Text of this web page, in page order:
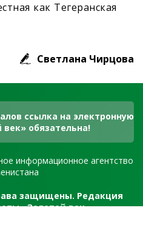
как Тегеранская
Светлана Чирцова
ссылка на электронную
век» обязательна!
информационное агентство
защищены. Редакция
«Золотой век»